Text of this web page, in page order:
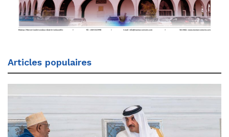
Articles populaires